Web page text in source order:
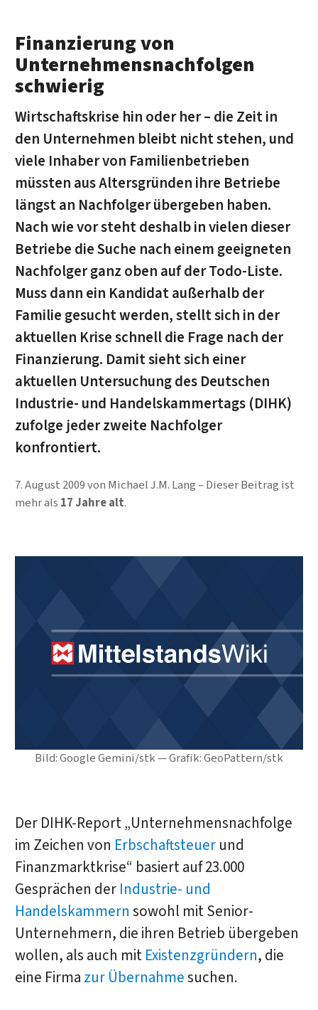
Bild: Google Gemini/stk — Grafik: GeoPattern/stk
Finanzierung von
Unternehmensnachfolgen
schwierig
Wirtschaftskrise hin oder her – die Zeit in
den Unternehmen bleibt nicht stehen, und
viele Inhaber von Familienbetrieben
müssten aus Altersgründen ihre Betriebe
längst an Nachfolger übergeben haben.
Nach wie vor steht deshalb in vielen dieser
Betriebe die Suche nach einem geeigneten
Nachfolger ganz oben auf der Todo-Liste.
Muss dann ein Kandidat außerhalb der
Familie gesucht werden, stellt sich in der
aktuellen Krise schnell die Frage nach der
Finanzierung. Damit sieht sich einer
aktuellen Untersuchung des Deutschen
Industrie- und Handelskammertags (DIHK)
zufolge jeder zweite Nachfolger
konfrontiert.
7. August 2009von Michael J.M. Lang
Dieser Beitrag ist
mehr als 17 Jahre alt.
Der DIHK-Report „Unternehmensnachfolge
im Zeichen von Erbschaftsteuerund
Finanzmarktkrise“ basiert auf 23.000
Gesprächen der Industrie- und
Handelskammern sowohl mit Senior-
Unternehmern, die ihren Betrieb übergeben
wollen, als auch mit Existenzgründern, die
eine Firma zur Übernahmesuchen.